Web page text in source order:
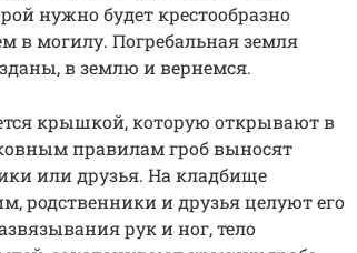
нужно будет крестообразно
в могилу. Погребальная земля
в землю и вернемся.
крышкой, которую открывают в
правилам гроб выносят
или друзья. На кладбище
родственники и друзья целуют его
рук и ног, тело